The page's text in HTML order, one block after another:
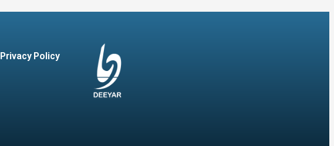
Privacy Policy